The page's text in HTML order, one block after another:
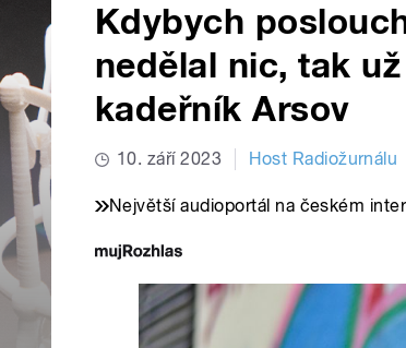
Kdybych
nedělal nic, tak
kadeřník Arsov
10. září 2023 Host Radiožurnálu
Největší audioportál na českém